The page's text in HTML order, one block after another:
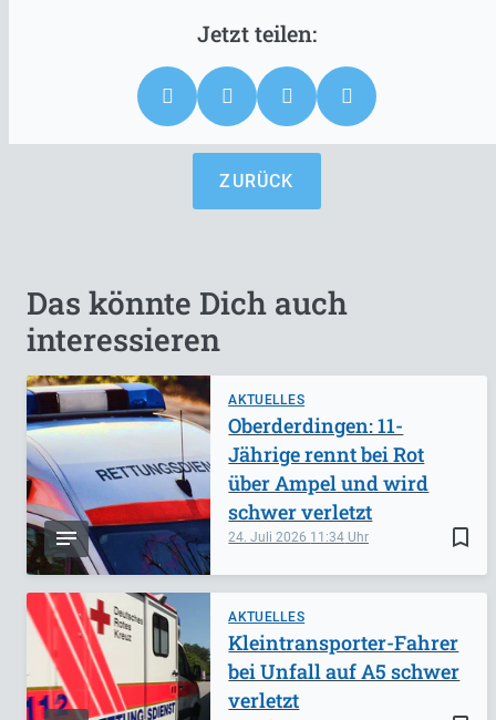
ZURÜCK
Das könnte Dich auch
interessieren
AKTUELLES
bookmark_border
24. Juli 2026 11:34
Oberderdingen: 11-
Jährige rennt bei Rot
über Ampel und wird
schwer verletzt
AKTUELLES
Kleintransporter-Fahrer
bei Unfall auf A5 schwer
verletzt